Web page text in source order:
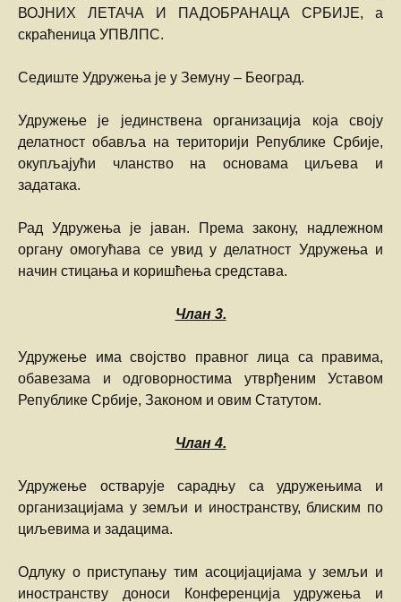
ВОЈНИХ ЛЕТАЧА И ПАДОБРАНАЦА СРБИЈЕ, а
скраћеница УПВЛПС.
Седиште Удружења је у Земуну – Београд.
Удружење је јединствена организација која своју
делатност обавља на територији Републике Србије,
окупљајући чланство на основама циљева и
задатака.
Рад Удружења је јаван. Према закону, надлежном
органу омогућава се увид у делатност Удружења и
начин стицања и коришћења средстава.
Члан3.
Удружење има својство правног лица са правима,
обавезама и одговорностима утврђеним Уставом
Републике Србије, Законом и овим Статутом.
Члан4.
Удружење остварује сарадњу са удружењима и
организацијама у земљи и иностранству, блиским по
циљевима и задацима.
Одлуку о приступању тим асоцијацијама у земљи и
иностранству доноси Конференција удружења и